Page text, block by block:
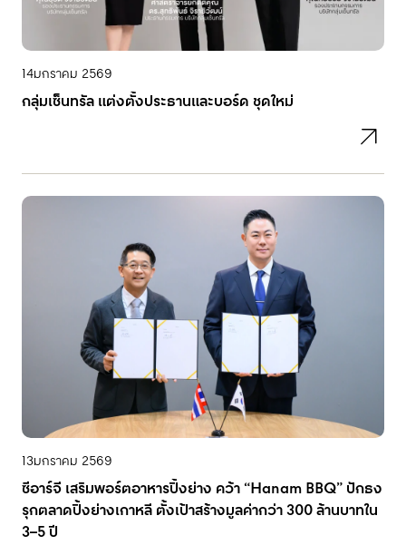
14มกราคม 2569
กลุ่มเซ็นทรัล แต่งตั้งประธานและบอร์ด ชุดใหม่
13มกราคม 2569
ซีอาร์จี เสริมพอร์ตอาหารปิ้งย่าง คว้า “Hanam BBQ” ปักธง
รุกตลาดปิ้งย่างเกาหลี ตั้งเป้าสร้างมูลค่ากว่า 300 ล้านบาทใน
3–5 ปี